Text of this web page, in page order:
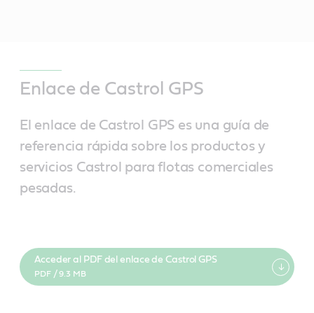
Enlace de Castrol GPS
El enlace de Castrol GPS es una guía de
referencia rápida sobre los productos y
servicios Castrol para flotas comerciales
pesadas.
Acceder al PDF del enlace de Castrol GPS
PDF / 9.3 MB